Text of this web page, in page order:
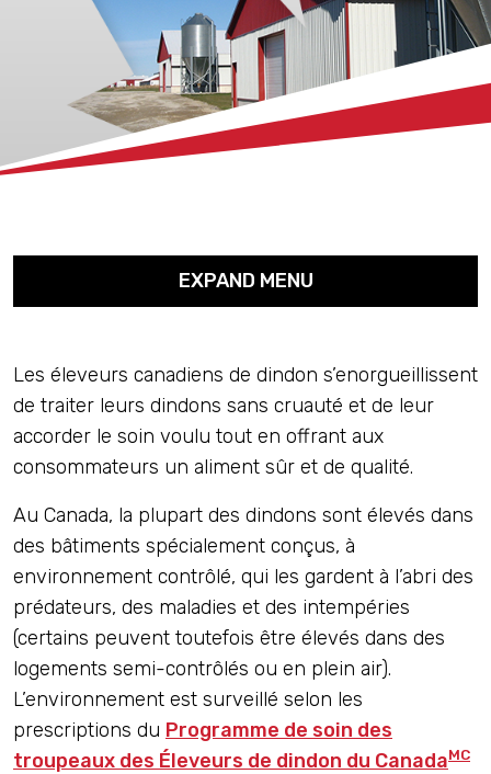
Les éleveurs canadiens de dindon s’enorgueillissent
de traiter leurs dindons sans cruauté et de leur
accorder le soin voulu tout en offrant aux
consommateurs un aliment sûr et de qualité.
Au Canada, la plupart des dindons sont élevés dans
des bâtiments spécialement conçus, à
environnement contrôlé, qui les gardent à l’abri des
prédateurs, des maladies et des intempéries
(certains peuvent toutefois être élevés dans des
logements semi-contrôlés ou en plein air).
L’environnement est surveillé selon les
prescriptions du Programme de soin des
troupeaux des Éleveurs de dindon du CanadaMC
EXPAND MENU